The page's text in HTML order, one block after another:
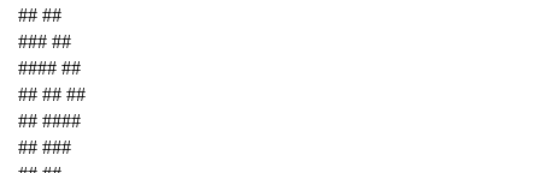
## ##
### ##
#### ##
## ## ##
## ####
## ###